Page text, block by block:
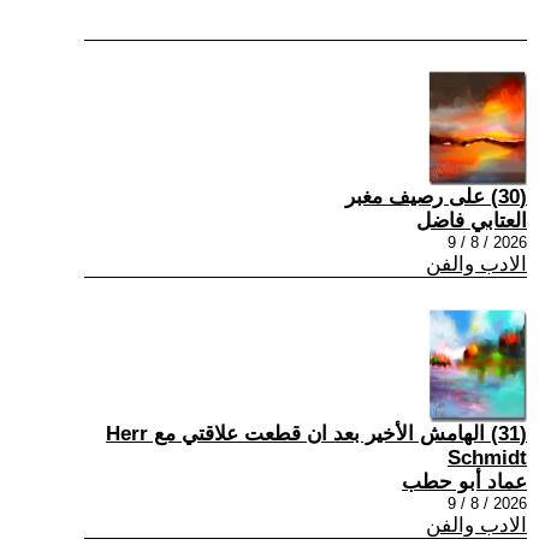
(30) على رصيف مغبر
العتابي فاضل
2026 / 8 / 9
الادب والفن
(31) الهامش الأخير بعد ان قطعت علاقتي مع Herr
Schmidt
عماد أبو حطب
2026 / 8 / 9
الادب والفن